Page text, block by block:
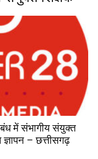
में संभागीय संयुक्त
– छत्तीसगढ़